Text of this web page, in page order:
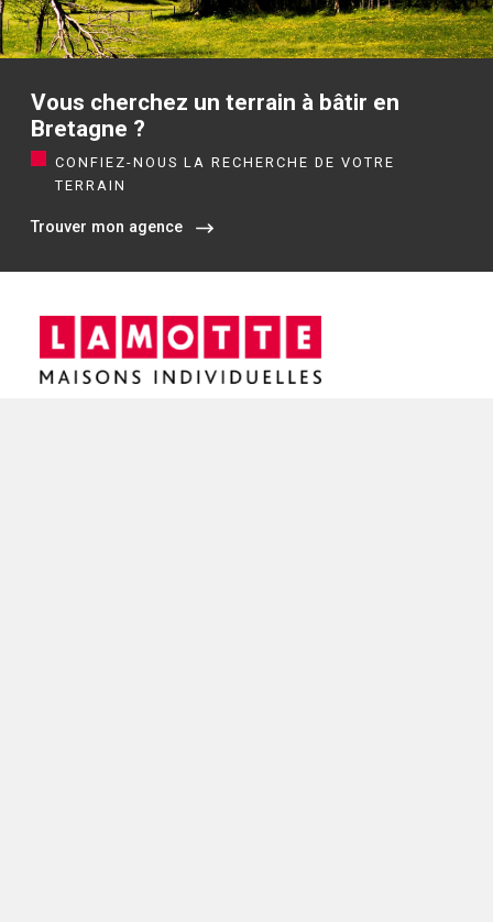
Vous cherchez un terrain à bâtir en
Bretagne ?
CONFIEZ-NOUS LA RECHERCHE DE VOTRE
TERRAIN
Trouver mon agence